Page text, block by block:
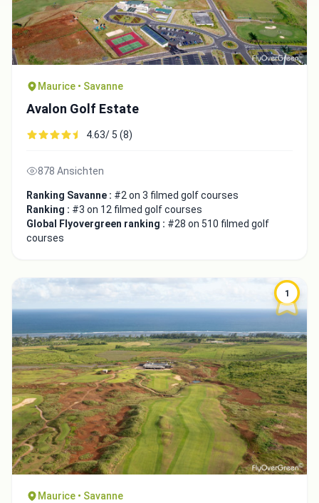
Maurice • Savanne
Avalon Golf Estate
4.63/ 5 (8)
878 Ansichten
Ranking Savanne : #2 on 3 filmed golf courses
Ranking : #3 on 12 filmed golf courses
Global Flyovergreen ranking : #28 on 510 filmed golf
courses
1
Maurice • Savanne